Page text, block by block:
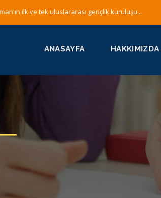
ANASAYFA HAKKIMIZDA
ilk ve tek uluslararası gençlik kuruluşu...